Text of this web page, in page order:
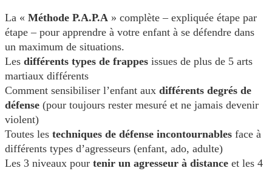
La « Méthode P.A.P.A » complète – expliquée étape par
étape – pour apprendre à votre enfant à se défendre dans
un maximum de situations.
Les différents types de frappes issues de plus de 5 arts
martiaux différents
Comment sensibiliser l’enfant aux différents degrés de
défense (pour toujours rester mesuré et ne jamais devenir
violent)
Toutes les techniques de défense incontournables face à
différents types d’agresseurs (enfant, ado, adulte)
Les 3 niveaux pour tenir un agresseur à distance et les 4